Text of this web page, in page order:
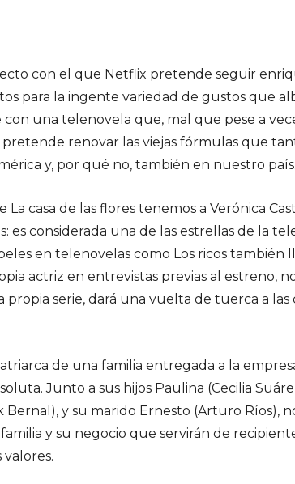
con el que Netflix pretende seguir
para la ingente variedad de gustos que
con una telenovela que, mal que pese a
renovar las viejas fórmulas que
y, por qué no, también en nuestro país.
casa de las flores tenemos a Verónica
es considerada una de las estrellas de la
en telenovelas como Los ricos también
actriz en entrevistas previas al estreno,
serie, dará una vuelta de tuerca a las
de una familia entregada a la
Junto a sus hijos Paulina (Cecilia
Bernal), y su marido Ernesto (Arturo Ríos),
familia y su negocio que servirán de
valores.